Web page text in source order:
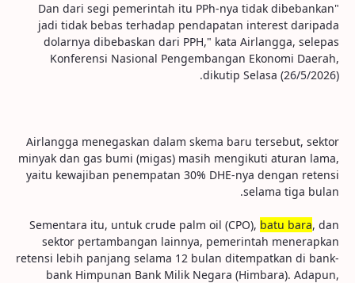
"Dan dari segi pemerintah itu PPh-nya tidak dibebankan
jadi tidak bebas terhadap pendapatan interest daripada
dolarnya dibebaskan dari PPH," kata Airlangga, selepas
Konferensi Nasional Pengembangan Ekonomi Daerah,
dikutip Selasa (26/5/2026).
Airlangga menegaskan dalam skema baru tersebut, sektor
minyak dan gas bumi (migas) masih mengikuti aturan lama,
yaitu kewajiban penempatan 30% DHE-nya dengan retensi
selama tiga bulan.
Sementara itu, untuk crude palm oil (CPO), batu bara, dan
sektor pertambangan lainnya, pemerintah menerapkan
retensi lebih panjang selama 12 bulan ditempatkan di bank-
bank Himpunan Bank Milik Negara (Himbara). Adapun,